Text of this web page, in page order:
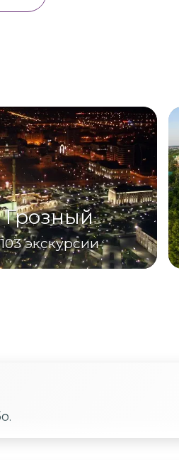
Грозный
103 экскурсии